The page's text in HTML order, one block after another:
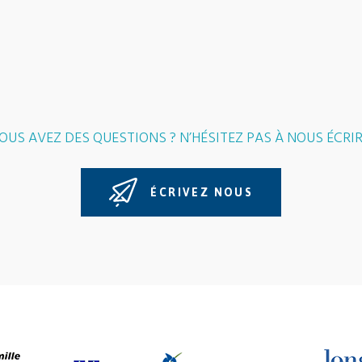
AVEZ DES QUESTIONS ? N’HÉSITEZ PAS À NOUS
ÉCRIVEZ NOUS